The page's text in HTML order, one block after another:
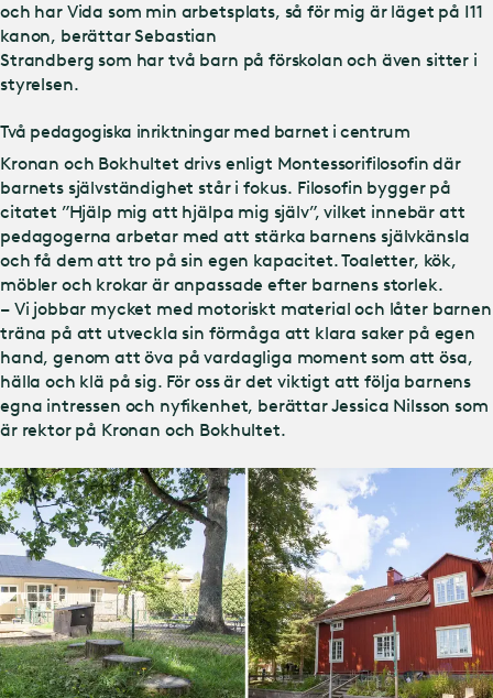
och har Vida som min arbetsplats, så för mig är läget på I11
kanon, berättar Sebastian
Strandberg som har två barn på förskolan och även sitter i
styrelsen.
Två pedagogiska inriktningar med barnet i centrum
Kronan och Bokhultet drivs enligt Montessorifilosofin där
barnets självständighet står i fokus. Filosofin bygger på
citatet ”Hjälp mig att hjälpa mig själv”, vilket innebär att
pedagogerna arbetar med att stärka barnens självkänsla
och få dem att tro på sin egen kapacitet. Toaletter, kök,
möbler och krokar är anpassade efter barnens storlek.
– Vi jobbar mycket med motoriskt material och låter barnen
träna på att utveckla sin förmåga att klara saker på egen
hand, genom att öva på vardagliga moment som att ösa,
hälla och klä på sig. För oss är det viktigt att följa barnens
egna intressen och nyfikenhet, berättar Jessica Nilsson som
är rektor på Kronan och Bokhultet.